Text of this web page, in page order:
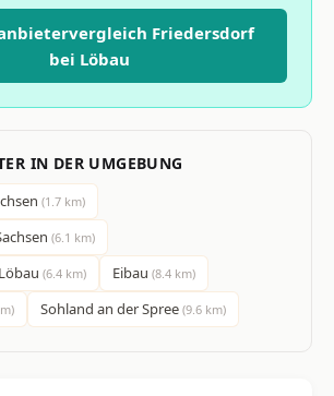
Friedersdorf
bei Löbau
IN DER UMGEBUNG
(1.7 km)
(6.1 km)
(6.4 km) Eibau (8.4 km)
Sohland an der Spree (9.6 km)